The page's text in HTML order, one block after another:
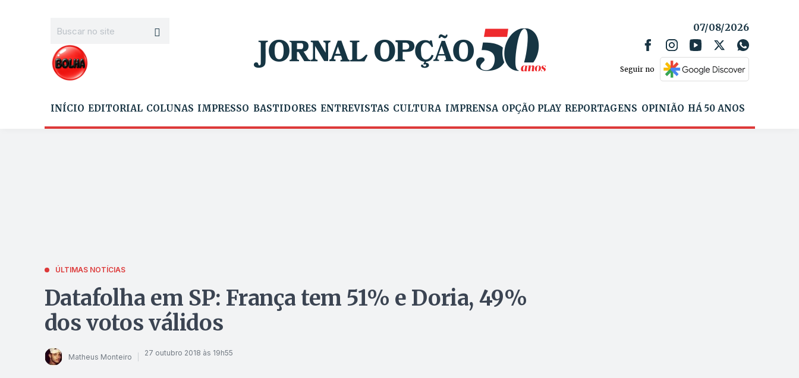
07/08/2026
Seguir no
INÍCIO EDITORIAL COLUNAS IMPRESSO BASTIDORES ENTREVISTAS CULTURA IMPRENSA OPÇÃO PLAY REPORTAGENS OPINIÃO HÁ 50 ANOS
ÚLTIMAS NOTÍCIAS
Datafolha em SP: França tem 51% e Doria, 49%
dos votos válidos
Matheus Monteiro 27 outubro 2018 às 19h55